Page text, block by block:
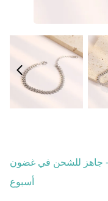
- جاهز للشحن في غضون
أسبوع